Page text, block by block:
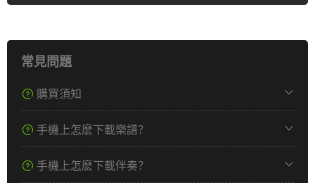
常見問題
購買須知
手機上怎麽下載樂譜？
手機上怎麽下載伴奏？